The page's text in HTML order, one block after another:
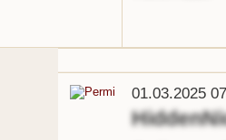
01.03.2025